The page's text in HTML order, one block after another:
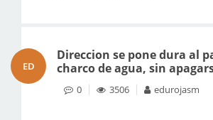
ED
Direccion se pone dura al
charco de agua, sin
0 3506 edurojasm